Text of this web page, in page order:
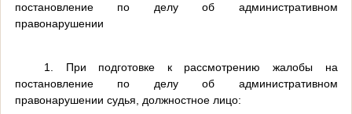
постановление по делу об административном
правонарушении
1. При подготовке к рассмотрению жалобы на
постановление по делу об административном
правонарушении судья, должностное лицо: